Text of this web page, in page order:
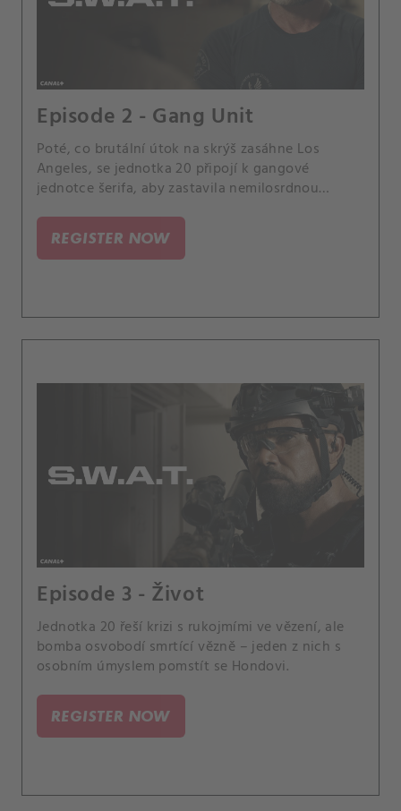
Episode 2 - Gang Unit
Poté, co brutální útok na skrýš zasáhne Los
Angeles, se jednotka 20 připojí k gangové
jednotce šerifa, aby zastavila nemilosrdnou
REGISTER NOW
Episode 3 - Život
Jednotka 20 řeší krizi s rukojmími ve vězení, ale
bomba osvobodí smrtící vězně – jeden z nich s
osobním úmyslem pomstít se Hondovi.
REGISTER NOW